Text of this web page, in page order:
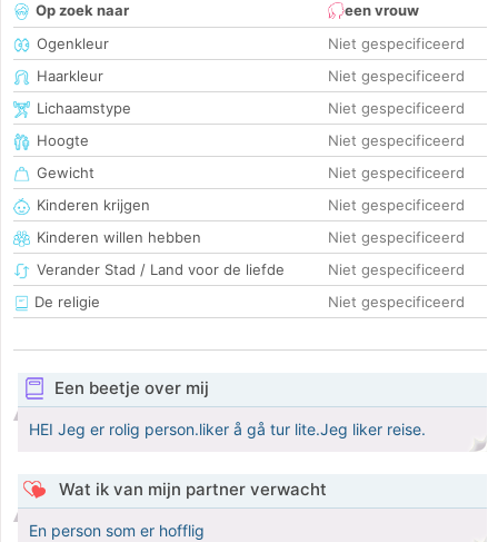
Op zoek naar
een vrouw
Ogenkleur
Niet gespecificeerd
Haarkleur
Niet gespecificeerd
Lichaamstype
Niet gespecificeerd
Hoogte
Niet gespecificeerd
Gewicht
Niet gespecificeerd
Kinderen krijgen
Niet gespecificeerd
Kinderen willen hebben
Niet gespecificeerd
Verander Stad / Land voor de liefde
Niet gespecificeerd
De religie
Niet gespecificeerd
Een beetje over mij
HEI Jeg er rolig person.liker å gå tur lite.Jeg liker reise.
Wat ik van mijn partner verwacht
En person som er hofflig